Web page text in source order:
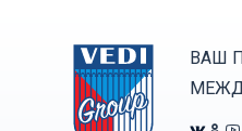
ВАШ